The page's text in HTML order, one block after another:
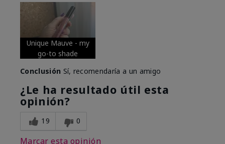
Unique Mauve - my
go-to shade
Conclusión Sí, recomendaría a un amigo
¿Le ha resultado útil esta
opinión?
19 0
Marcar esta opinión